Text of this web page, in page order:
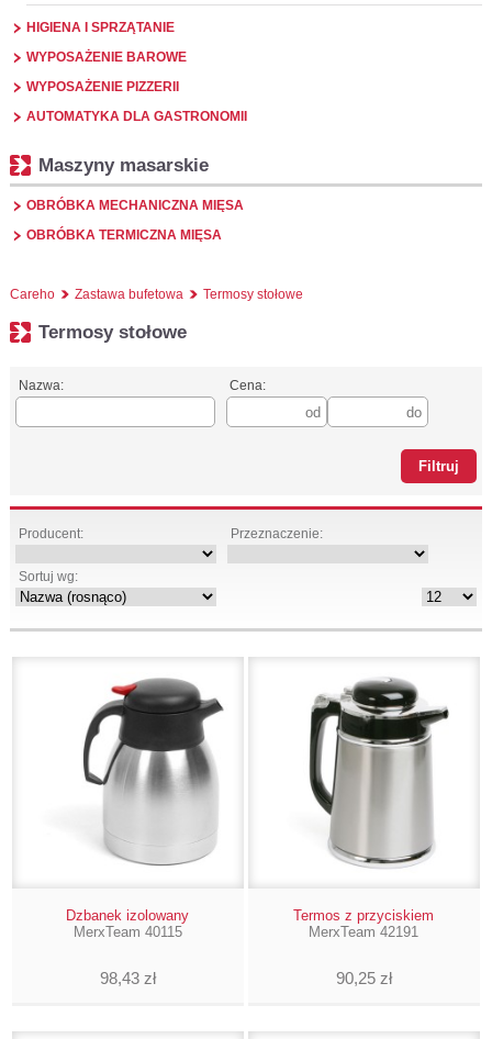
HIGIENA I SPRZĄTANIE
WYPOSAŻENIE BAROWE
WYPOSAŻENIE PIZZERII
AUTOMATYKA DLA GASTRONOMII
Maszyny masarskie
OBRÓBKA MECHANICZNA MIĘSA
OBRÓBKA TERMICZNA MIĘSA
Careho Zastawa bufetowa Termosy stołowe
Termosy stołowe
Nazwa: Cena:
Producent: Przeznaczenie:
Sortuj wg:
Dzbanek izolowany
MerxTeam 40115
98,43 zł
Termos z przyciskiem
MerxTeam 42191
90,25 zł